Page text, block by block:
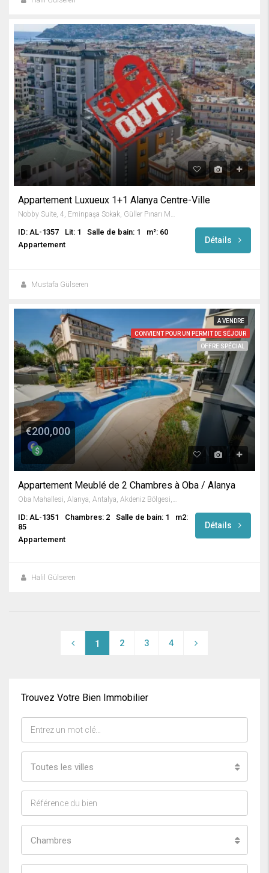
Appartement Luxueux 1+1 Alanya Centre-Ville
Nobby Suite, 4, Eminpaşa Sokak, Güller Pınarı Mahallesi, Alanya, Antalya, Akdeniz Bölgesi, 07400, Türkiye
ID: AL-1357 Lit: 1 Salle de bain: 1
m²: 60
Appartement
Détails
Mustafa Gülseren
A VENDRE
CONVIENT POUR UN PERMIT DE SÉJOUR
OFFRE SPÉCIAL
€200,000
Appartement Meublé de 2 Chambres à Oba / Alanya
ID: AL-1351 Chambres: 2 Salle de bain: 1
m2:
85
Appartement
Détails
Halil Gülseren
1 2 3 4
Trouvez Votre Bien Immobilier
Toutes les villes
Chambres